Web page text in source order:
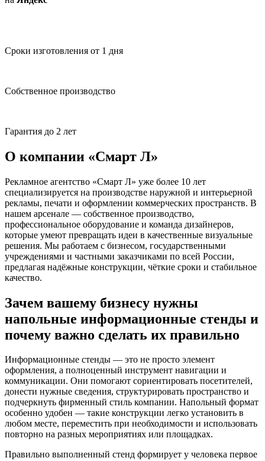
Сроки изготовления от 1 дня
Собственное производство
Гарантия до 2 лет
О компании «Смарт Л»
Рекламное агентство «Смарт Л» уже более 10 лет
специализируется на производстве наружной и интерьерной
рекламы, печати и оформлении коммерческих пространств. В
нашем арсенале — собственное производство,
профессиональное оборудование и команда дизайнеров,
которые умеют превращать идеи в качественные визуальные
решения. Мы работаем с бизнесом, государственными
учреждениями и частными заказчиками по всей России,
предлагая надёжные конструкции, чёткие сроки и стабильное
качество.
Зачем вашему бизнесу нужны
напольные информационные стенды и
почему важно сделать их правильно
Информационные стенды — это не просто элемент
оформления, а полноценный инструмент навигации и
коммуникации. Они помогают сориентировать посетителей,
донести нужные сведения, структурировать пространство и
подчеркнуть фирменный стиль компании. Напольный формат
особенно удобен — такие конструкции легко установить в
любом месте, переместить при необходимости и использовать
повторно на разных мероприятиях или площадках.
Правильно выполненный стенд формирует у человека первое